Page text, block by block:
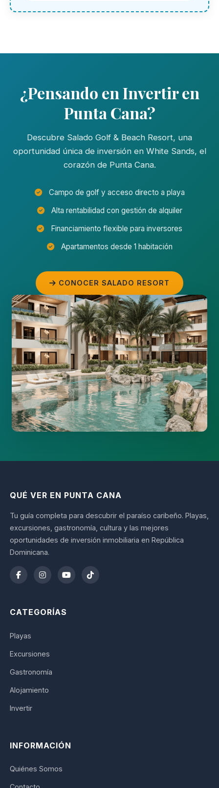
¿Pensando en Invertir en
Punta Cana?
Descubre Salado Golf & Beach Resort, una
oportunidad única de inversión en White Sands, el
corazón de Punta Cana.
Campo de golf y acceso directo a playa
Alta rentabilidad con gestión de alquiler
Financiamiento flexible para inversores
Apartamentos desde 1 habitación
CONOCER SALADO RESORT
QUÉ VER EN PUNTA CANA
Tu guía completa para descubrir el paraíso caribeño. Playas,
excursiones, gastronomía, cultura y las mejores
oportunidades de inversión inmobiliaria en República
Dominicana.
CATEGORÍAS
Playas
Excursiones
Gastronomía
Alojamiento
Invertir
INFORMACIÓN
Quiénes Somos